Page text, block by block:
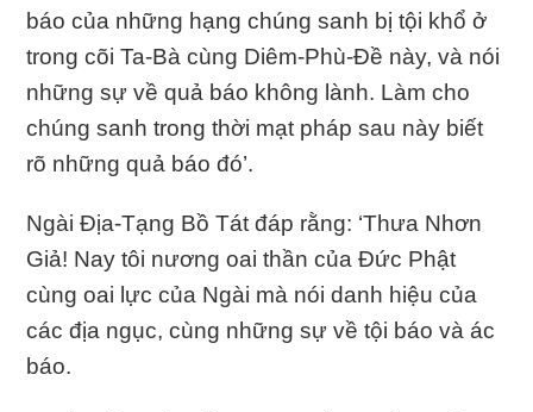
báo của những hạng chúng sanh bị tội khổ ở
trong cõi Ta-Bà cùng Diêm-Phù-Ðề này, và nói
những sự về quả báo không lành. Làm cho
chúng sanh trong thời mạt pháp sau này biết
rõ những quả báo đó’.
Ngài Ðịa-Tạng Bồ Tát đáp rằng: ‘Thưa Nhơn
Giả! Nay tôi nương oai thần của Ðức Phật
cùng oai lực của Ngài mà nói danh hiệu của
các địa ngục, cùng những sự về tội báo và ác
báo.